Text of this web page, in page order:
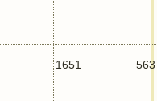
1651 563